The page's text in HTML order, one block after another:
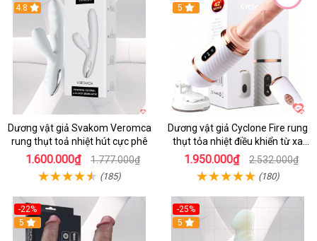
4.8
Dương vật giả Svakom Veromca
rung thụt toả nhiệt hút cực phê
1.600.000₫ 1.777.000₫
(185)
5
Dương vật giả Cyclone Fire rung
thụt tỏa nhiệt điều khiển từ xa
kích thích nữ
1.950.000₫ 2.532.000₫
(180)
-22%
5
-25%
5